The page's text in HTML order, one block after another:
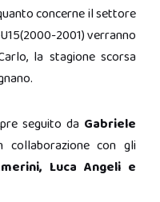
concerne il settore
2001) verranno
la stagione scorsa
seguito da Gabriele
collaborazione con gli
Luca Angeli e